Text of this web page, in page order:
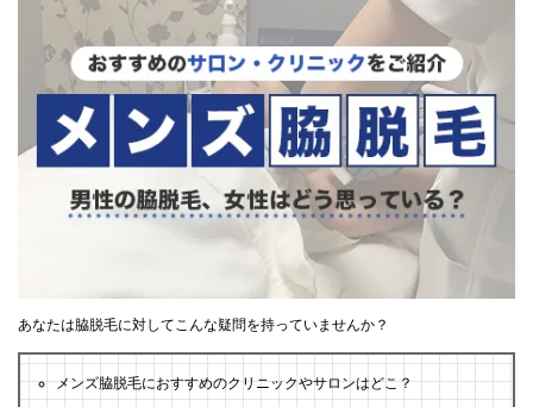
あなたは脇脱毛に対してこんな疑問を持っていませんか？
メンズ脇脱毛におすすめのクリニックやサロンはどこ？